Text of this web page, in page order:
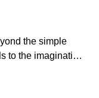
the simple
to the imaginati…